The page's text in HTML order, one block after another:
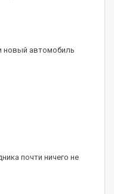
новый автомобиль
почти ничего не